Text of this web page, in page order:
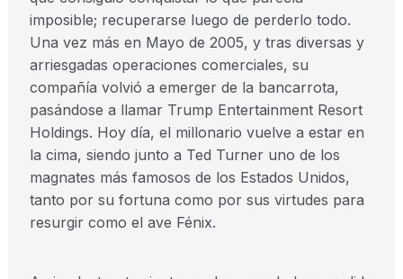
imposible; recuperarse luego de perderlo todo.
Una vez más en Mayo de 2005, y tras diversas y
arriesgadas operaciones comerciales, su
compañía volvió a emerger de la bancarrota,
pasándose a llamar Trump Entertainment Resort
Holdings. Hoy día, el millonario vuelve a estar en
la cima, siendo junto a Ted Turner uno de los
magnates más famosos de los Estados Unidos,
tanto por su fortuna como por sus virtudes para
resurgir como el ave Fénix.